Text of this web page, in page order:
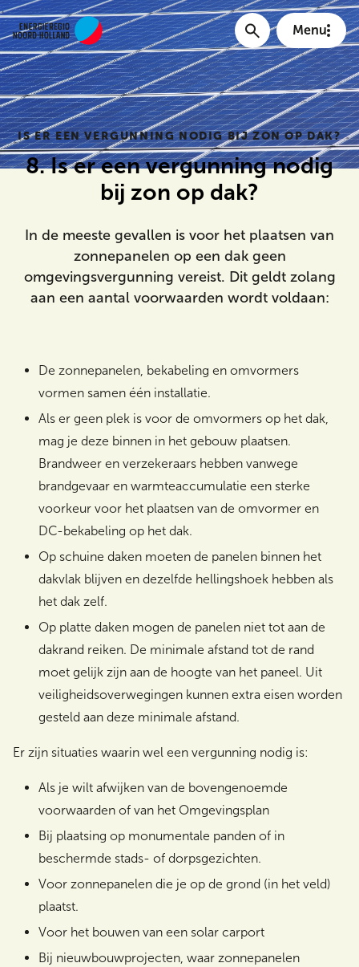
Menu
Main menu
Meta Menu
Zoeken
IS ER EEN VERGUNNING NODIG BIJ ZON OP DAK?
8. Is er een vergunning nodig
bij zon op dak?
In de meeste gevallen is voor het plaatsen van
zonnepanelen op een dak geen
omgevingsvergunning vereist. Dit geldt zolang
aan een aantal voorwaarden wordt voldaan:
De zonnepanelen, bekabeling en omvormers
vormen samen één installatie.
Als er geen plek is voor de omvormers op het dak,
mag je deze binnen in het gebouw plaatsen.
Brandweer en verzekeraars hebben vanwege
brandgevaar en warmteaccumulatie een sterke
voorkeur voor het plaatsen van de omvormer en
DC-bekabeling op het dak.
Op schuine daken moeten de panelen binnen het
dakvlak blijven en dezelfde hellingshoek hebben als
het dak zelf.
Op platte daken mogen de panelen niet tot aan de
dakrand reiken. De minimale afstand tot de rand
moet gelijk zijn aan de hoogte van het paneel. Uit
veiligheidsoverwegingen kunnen extra eisen worden
gesteld aan deze minimale afstand.
Er zijn situaties waarin wel een vergunning nodig is:
Als je wilt afwijken van de bovengenoemde
voorwaarden of van het Omgevingsplan
Bij plaatsing op monumentale panden of in
beschermde stads- of dorpsgezichten.
Voor zonnepanelen die je op de grond (in het veld)
plaatst.
Voor het bouwen van een solar carport
Bij nieuwbouwprojecten, waar zonnepanelen